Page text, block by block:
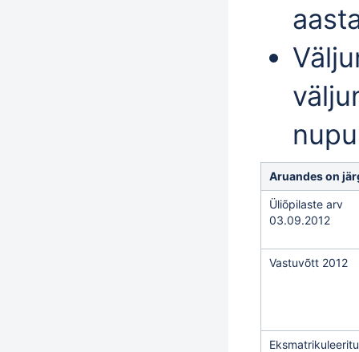
Aruandes on
Üliõpilaste arv
03.09.2012
Vastuvõtt 2012